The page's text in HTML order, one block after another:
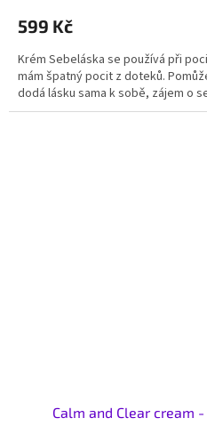
599 Kč
Krém Sebeláska se používá při
mám špatný pocit z doteků.
dodá lásku sama k sobě, zájem o
Calm and Clear cream